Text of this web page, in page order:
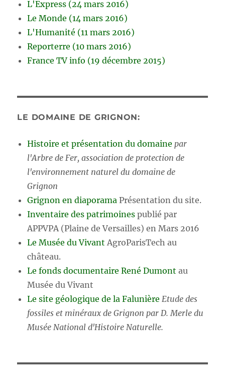
L'Express (24 mars 2016)
Le Monde (14 mars 2016)
L'Humanité (11 mars 2016)
Reporterre (10 mars 2016)
France TV info (19 décembre 2015)
LE DOMAINE DE GRIGNON:
Histoire et présentation du domaine par
l'Arbre de Fer, association de protection de
l'environnement naturel du domaine de
Grignon
Grignon en diaporama Présentation du site.
Inventaire des patrimoines publié par
APPVPA (Plaine de Versailles) en Mars 2016
Le Musée du Vivant AgroParisTech au
château.
Le fonds documentaire René Dumont au
Musée du Vivant
Le site géologique de la Falunière Etude des
fossiles et minéraux de Grignon par D. Merle du
Musée National d'Histoire Naturelle.